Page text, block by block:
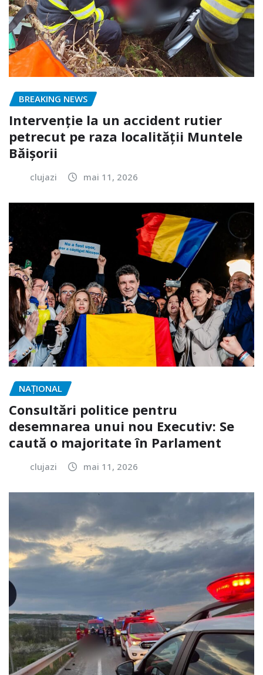
BREAKING NEWS
Intervenție la un accident rutier
petrecut pe raza localității Muntele
Băișorii
clujazi mai 11, 2026
NAŢIONAL
Consultări politice pentru
desemnarea unui nou Executiv: Se
caută o majoritate în Parlament
clujazi mai 11, 2026